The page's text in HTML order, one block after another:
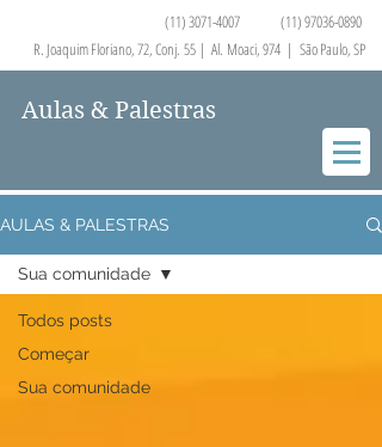
(11) 3071-4007
(11) 97036-0890
R. Joaquim Floriano, 72, Conj. 55 | A. Moaci, 974 | São Paulo, SP
Aulas & Palestras
AULAS & PALESTRAS
Todos posts
Começar
Sua comunidade
Sua comunidade